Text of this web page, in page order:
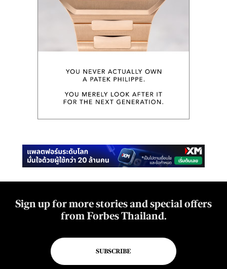
Sign up for more stories and special offers
from Forbes Thailand.
SUBSCRIBE